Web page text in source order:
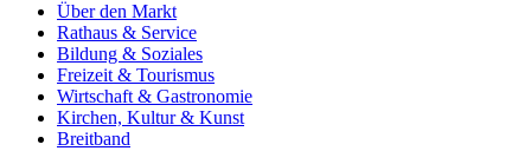
Über den Markt
Rathaus & Service
Bildung & Soziales
Freizeit & Tourismus
Wirtschaft & Gastronomie
Kirchen, Kultur & Kunst
Breitband